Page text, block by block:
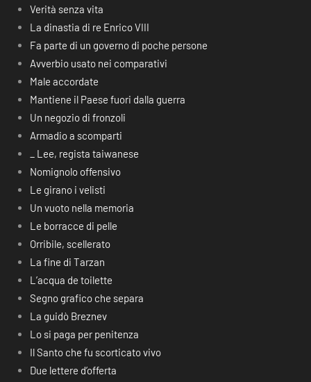
Verità senza vita
La dinastia di re Enrico VIII
Fa parte di un governo di poche persone
Avverbio usato nei comparativi
Male accordate
Mantiene il Paese fuori dalla guerra
Un negozio di fronzoli
Armadio a scomparti
_ Lee, regista taiwanese
Nomignolo offensivo
Le girano i velisti
Un vuoto nella memoria
Le borracce di pelle
Orribile, scellerato
La fine di Tarzan
L’acqua de toilette
Segno grafico che separa
La guidò Breznev
Lo si paga per penitenza
Il Santo che fu scorticato vivo
Due lettere d’offerta